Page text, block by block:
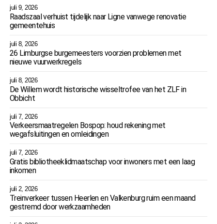
juli 9, 2026
Raadszaal verhuist tijdelijk naar Ligne vanwege renovatie
gemeentehuis
juli 8, 2026
26 Limburgse burgemeesters voorzien problemen met
nieuwe vuurwerkregels
juli 8, 2026
De Willem wordt historische wisseltrofee van het ZLF in
Obbicht
juli 7, 2026
Verkeersmaatregelen Bospop: houd rekening met
wegafsluitingen en omleidingen
juli 7, 2026
Gratis bibliotheeklidmaatschap voor inwoners met een laag
inkomen
juli 2, 2026
Treinverkeer tussen Heerlen en Valkenburg ruim een maand
gestremd door werkzaamheden